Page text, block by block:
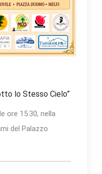
lo Stesso Cielo”
ore 15:30, nella
del Palazzo